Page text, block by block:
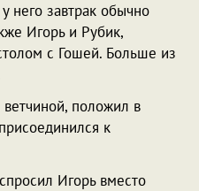
него завтрак обычно
Игорь и Рубик,
с Гошей. Больше из
положил в
к
Игорь вместо